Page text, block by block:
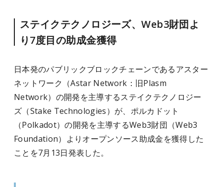
ステイクテクノロジーズ、Web3財団よ
り7度目の助成金獲得
日本発のパブリックブロックチェーンであるアスター
ネットワーク（Astar Network：旧Plasm
Network）の開発を主導するステイクテクノロジー
ズ（Stake Technologies）が、ポルカドット
（Polkadot）の開発を主導するWeb3財団（Web3
Foundation）よりオープンソース助成金を獲得した
ことを7月13日発表した。